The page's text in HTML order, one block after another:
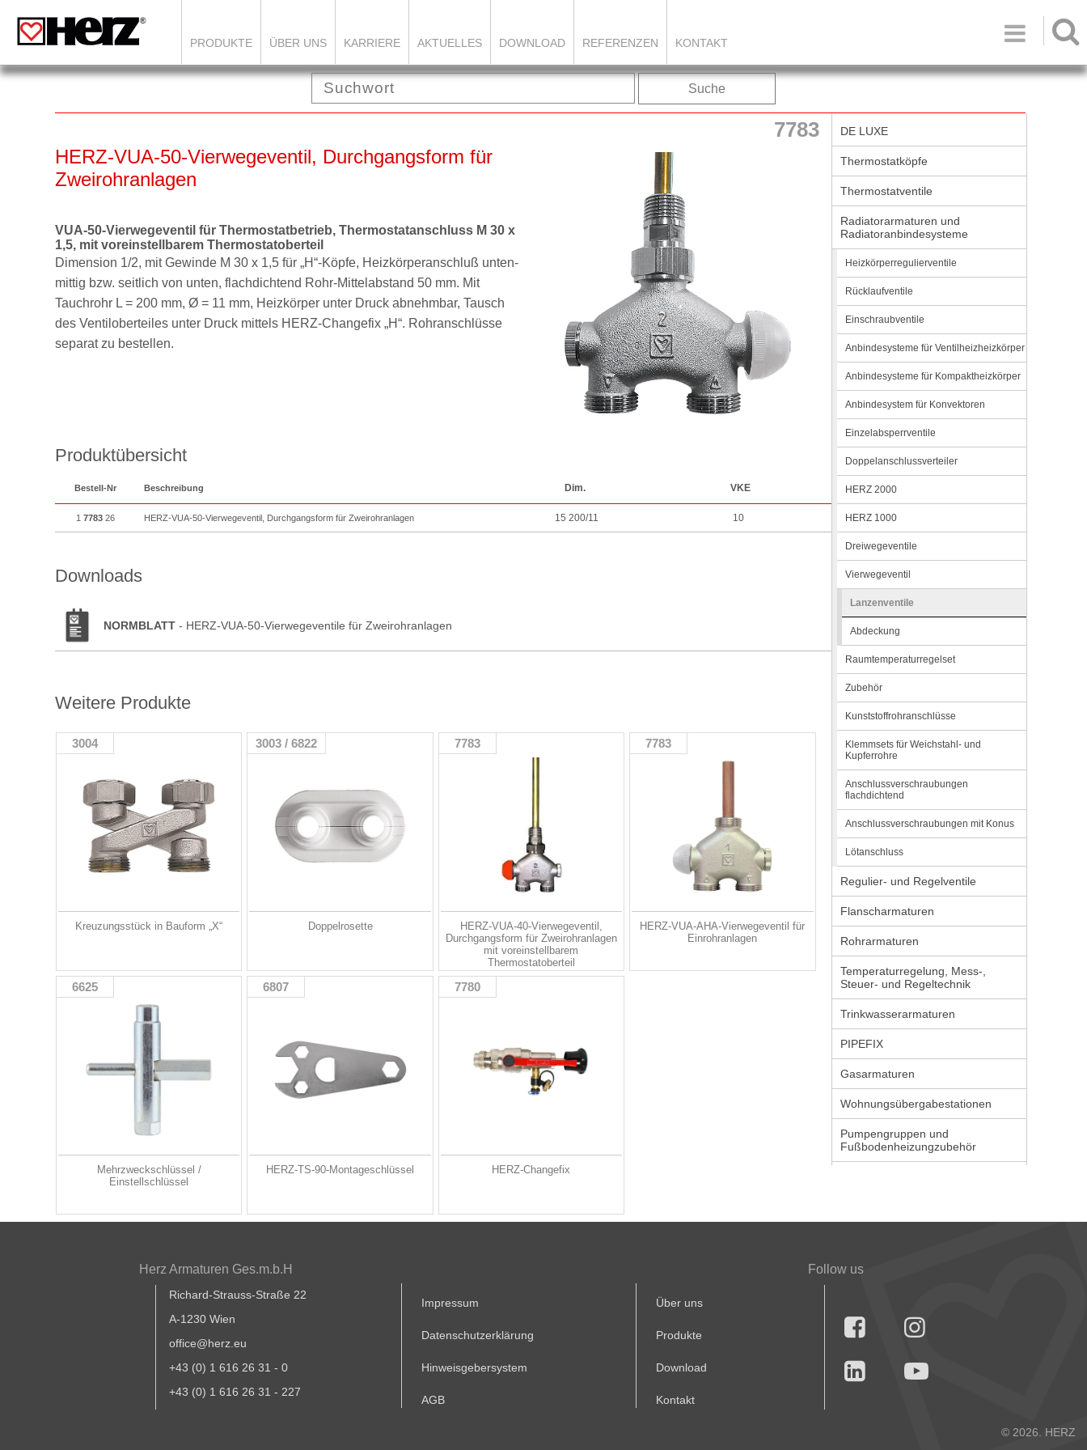

PRODUKTE ÜBER UNS KARRIERE AKTUELLES DOWNLOAD REFERENZEN KONTAKT
Suche
7783
HERZ-VUA-50-Vierwegeventil, Durchgangsform für
Zweirohranlagen
VUA-50-Vierwegeventil für Thermostatbetrieb, Thermostatanschluss M 30 x
1,5, mit voreinstellbarem Thermostatoberteil
Dimension 1/2, mit Gewinde M 30 x 1,5 für „H“-Köpfe, Heizkörperanschluß unten-
mittig bzw. seitlich von unten, flachdichtend Rohr-Mittelabstand 50 mm. Mit
Tauchrohr L = 200 mm, Ø = 11 mm, Heizkörper unter Druck abnehmbar, Tausch
des Ventiloberteiles unter Druck mittels HERZ-Changefix „H“. Rohranschlüsse
separat zu bestellen.
Produktübersicht
Bestell-Nr Beschreibung Dim. VKE
1 7783 26 HERZ-VUA-50-Vierwegeventil, Durchgangsform für Zweirohranlagen 15 200/11 10
Downloads
NORMBLATT - HERZ-VUA-50-Vierwegeventile für Zweirohranlagen
Weitere Produkte
3004
Kreuzungsstück in Bauform „X“
3003 / 6822
Doppelrosette
7783
HERZ-VUA-40-Vierwegeventil,
Durchgangsform für Zweirohranlagen
mit voreinstellbarem
Thermostatoberteil
7783
HERZ-VUA-AHA-Vierwegeventil für
Einrohranlagen
6625
Mehrzweckschlüssel /
Einstellschlüssel
6807
HERZ-TS-90-Montageschlüssel
7780
HERZ-Changefix
DE LUXE
Thermostatköpfe
Thermostatventile
Radiatorarmaturen und
Radiatoranbindesysteme
Heizkörperregulierventile
Rücklaufventile
Einschraubventile
Anbindesysteme für Ventilheizheizkörper
Anbindesysteme für Kompaktheizkörper
Anbindesystem für Konvektoren
Einzelabsperrventile
Doppelanschlussverteiler
HERZ 2000
HERZ 1000
Dreiwegeventile
Vierwegeventil
Lanzenventile
Abdeckung
Raumtemperaturregelset
Zubehör
Kunststoffrohranschlüsse
Klemmsets für Weichstahl- und
Kupferrohre
Anschlussverschraubungen
flachdichtend
Anschlussverschraubungen mit Konus
Lötanschluss
Regulier- und Regelventile
Flanscharmaturen
Rohrarmaturen
Temperaturregelung, Mess-,
Steuer- und Regeltechnik
Trinkwasserarmaturen
PIPEFIX
Gasarmaturen
Wohnungsübergabestationen
Pumpengruppen und
Fußbodenheizungzubehör
Herz Armaturen Ges.m.b.H
Richard-Strauss-Straße 22
A-1230 Wien
office@herz.eu
+43 (0) 1 616 26 31 - 0
+43 (0) 1 616 26 31 - 227
Impressum
Datenschutzerklärung
Hinweisgebersystem
AGB
Über uns
Produkte
Download
Kontakt
Follow us




© 2026. HERZ